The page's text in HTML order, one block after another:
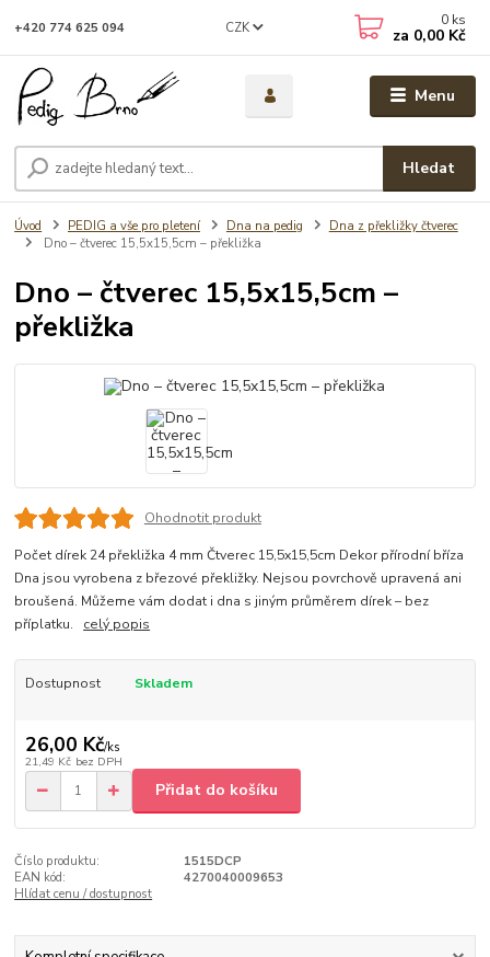
Menu
CZK
Hledat
+420 774 625 094 0 ks
za 0,00 Kč
Úvod PEDIG a vše pro pletení Dna na pedig
Dna z překližky čtverec
Dno – čtverec 15,5x15,5cm – překližka
Dno – čtverec 15,5x15,5cm –
překližka
Ohodnotit produkt
Počet dírek 24 překližka 4 mm Čtverec 15,5x15,5cm Dekor přírodní bříza
Dna jsou vyrobena z březové překližky. Nejsou povrchově upravená ani
broušená. Můžeme vám dodat i dna s jiným průměrem dírek – bez
příplatku. celý popis
Dostupnost Skladem
26,00 Kč/ks
21,49 Kč bez DPH
Přidat do košíku
Číslo produktu:
1515DCP
EAN kód:
4270040009653
Hlídat cenu / dostupnost